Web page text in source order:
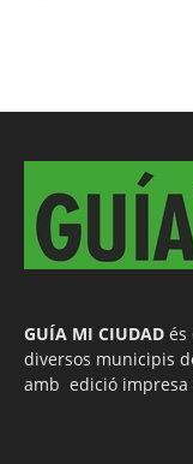
GUÍA MI CIUDAD és
diversos municipis
amb edició